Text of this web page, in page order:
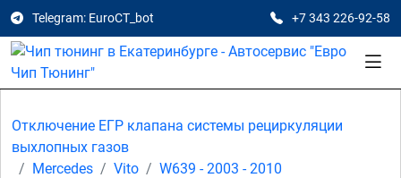
Telegram: EuroCT_bot +7 343 226-92-58
Отключение ЕГР клапана системы рециркуляции
выхлопных газов
Mercedes
Vito
W639 - 2003 - 2010